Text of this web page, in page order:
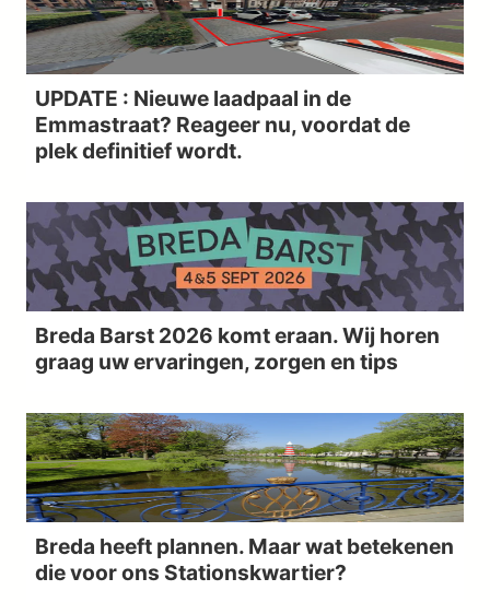
UPDATE : Nieuwe laadpaal in de
Emmastraat? Reageer nu, voordat de
plek definitief wordt.
Breda Barst 2026 komt eraan. Wij horen
graag uw ervaringen, zorgen en tips
Breda heeft plannen. Maar wat betekenen
die voor ons Stationskwartier?